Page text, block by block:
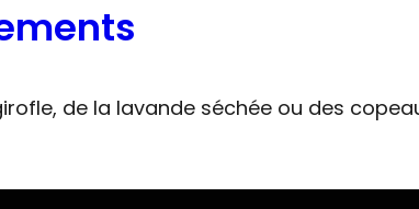
de la lavande séchée ou des